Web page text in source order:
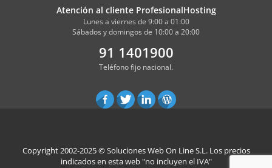
Atención al cliente ProfesionalHosting
Lunes a viernes de 9:00 a 01:00
Sábados y domingos de 10:00 a 20:00
91 1401900
Teléfono fijo nacional.
Copyright 2002-2025 ©Soluciones Web On Line S.L.Los precios
indicados en esta web "no incluyen el IVA"